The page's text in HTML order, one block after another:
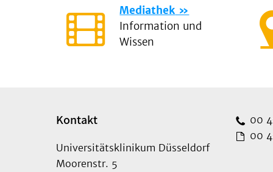
Mediathek
Information und
Wissen
Kontakt
Universitätsklinikum Düsseldorf
Moorenstr. 5
00
00